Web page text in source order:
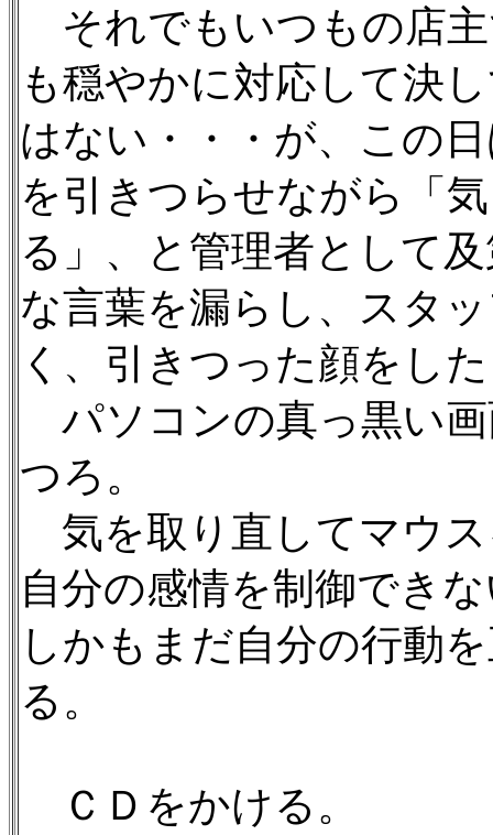
それでもいつもの店
も穏やかに対応して決
はない・・・が、この
を引きつらせながら「
る」、と管理者として
な言葉を漏らし、スタ
く、引きつった顔をし
パソコンの真っ黒い
つろ。
気を取り直してマウ
自分の感情を制御でき
しかもまだ自分の行動
る。
ＣＤをかける。